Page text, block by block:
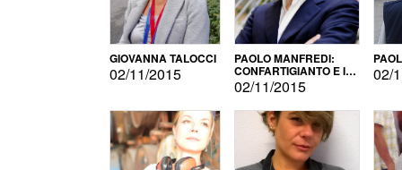
GIOVANNA TALOCCI
02/11/2015
PAOLO MANFREDI:
CONFARTIGIANTO E IL
SONDAGGIO
02/11/2015
02/